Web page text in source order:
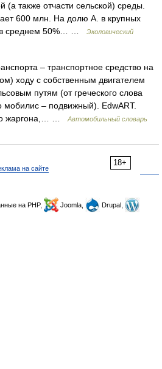
(а также отчасти сельской) среды.
600 млн. На долю А. в крупных
в среднем 50%… …
Экологический
– транспортное средство на
ходу с собственным двигателем
путям (от греческого слова
мобилис – подвижный). EdwART.
жаргона,… …
Автомобильный словарь
18+
на сайте
на PHP, Joomla,
Drupal,